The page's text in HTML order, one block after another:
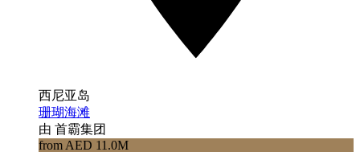
西尼亚岛
珊瑚海滩
由 首霸集团
from AED 11.0M